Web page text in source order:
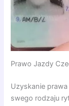
Prawo Jazdy
Uzyskanie
swego rodzaju